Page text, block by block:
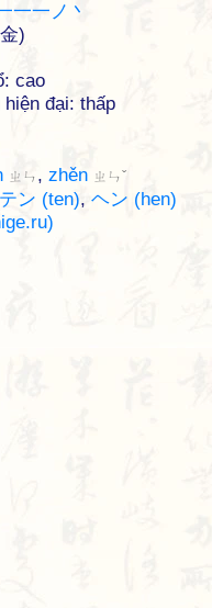
一一ノ丶
)
cao
đại: thấp
ㄓㄣ , zhěn ㄓㄣˇ
テン (ten), ヘン (hen)